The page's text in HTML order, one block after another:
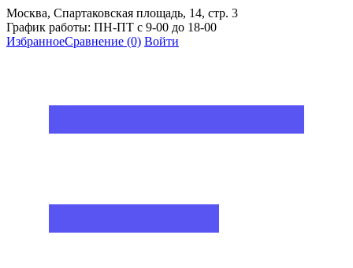
Москва, Спартаковская площадь, 14, стр. 3
График работы: ПН-ПТ с 9-00 до 18-00
ИзбранноеСравнение (0) Войти